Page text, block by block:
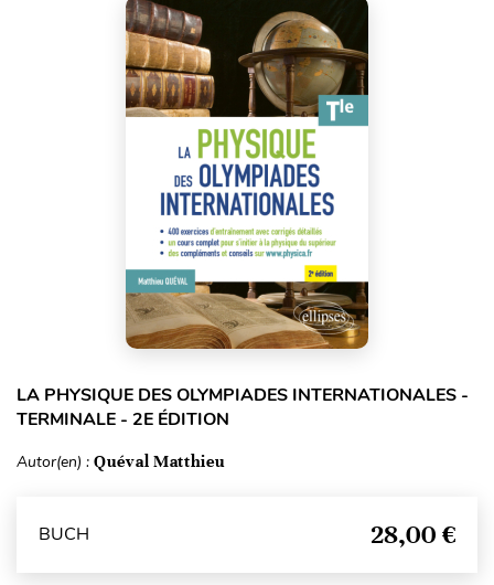
LA PHYSIQUE DES OLYMPIADES INTERNATIONALES -
TERMINALE - 2E ÉDITION
Autor(en) : Quéval Matthieu
BUCH 28,00 €